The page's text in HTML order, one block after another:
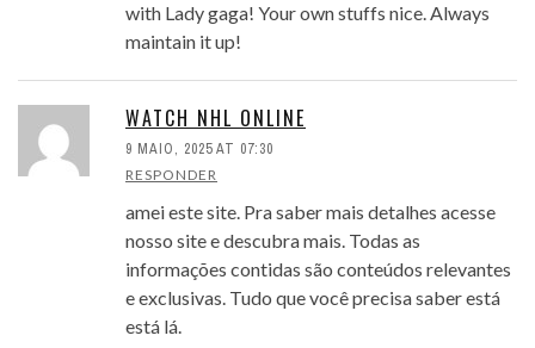
with Lady gaga! Your own stuffs nice. Always
maintain it up!
WATCH NHL ONLINE
9 MAIO, 2025 AT 07:30
RESPONDER
amei este site. Pra saber mais detalhes acesse
nosso site e descubra mais. Todas as
informações contidas são conteúdos relevantes
e exclusivas. Tudo que você precisa saber está
está lá.